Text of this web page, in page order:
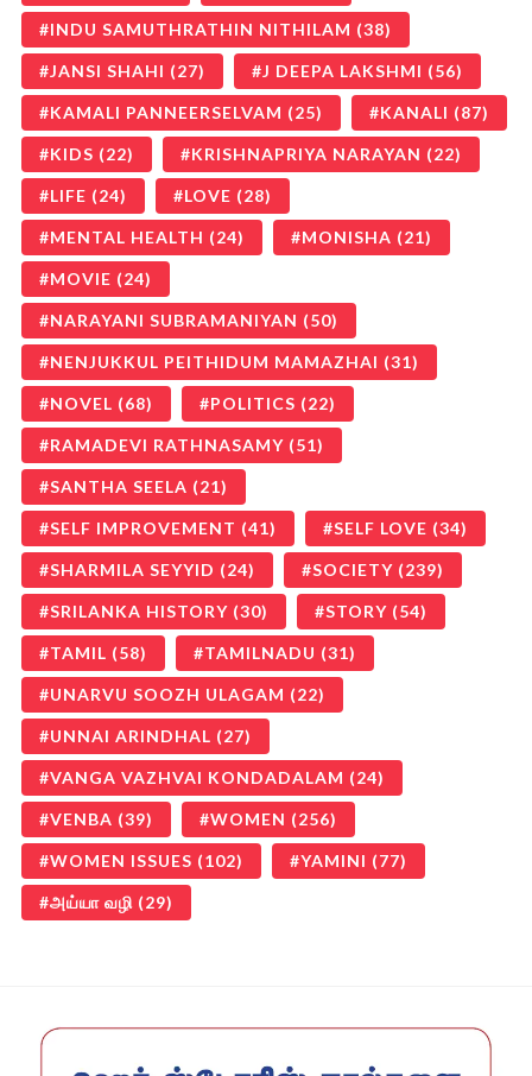
INDU SAMUTHRATHIN NITHILAM (38)
JANSI SHAHI (27) J DEEPA LAKSHMI (56)
KAMALI PANNEERSELVAM (25) KANALI (87)
KIDS (22) KRISHNAPRIYA NARAYAN (22)
LIFE (24) LOVE (28)
MENTAL HEALTH (24) MONISHA (21)
MOVIE (24)
NARAYANI SUBRAMANIYAN (50)
NENJUKKUL PEITHIDUM MAMAZHAI (31)
NOVEL (68) POLITICS (22)
RAMADEVI RATHNASAMY (51)
SANTHA SEELA (21)
SELF IMPROVEMENT (41) SELF LOVE (34)
SHARMILA SEYYID (24) SOCIETY (239)
SRILANKA HISTORY (30) STORY (54)
TAMIL (58) TAMILNADU (31)
UNARVU SOOZH ULAGAM (22)
UNNAI ARINDHAL (27)
VANGA VAZHVAI KONDADALAM (24)
VENBA (39) WOMEN (256)
WOMEN ISSUES (102) YAMINI (77)
அய்யா வழி (29)